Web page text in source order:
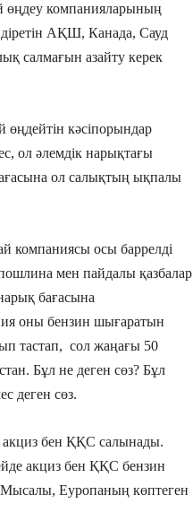
өңдеу компанияларының
АҚШ, Канада, Сауд
салмағын азайту керек
кәсіпорындар
ол әлемдік нарықтағы
ол салықтың ықпалы
компаниясы осы баррелді
мен пайдалы қазбалар
бағасына
оны бензин шығаратын
тастап, сол жаңағы 50
Бұл не деген сөз? Бұл
деген сөз.
акциз бен ҚҚС салынады.
акциз бен ҚҚС бензин
Мысалы, Еуропаның көптеген